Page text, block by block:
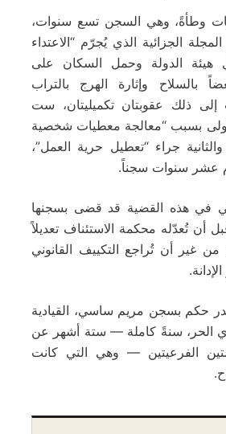
وطأةً، وهي السجن تسع سنوات،
72 من المجلة الجزائية الذي يُجرّم “الاعتداء
هيئة الدولة وحمل السكان على
بالسلاح وإثارة الهرج بالتراب
إلى ذلك عقوبتان تكميليتان، ست
بسبب “معالجة معطيات شخصية
جراء “تعطيل حرية العمل”،
عشر سنوات سجناً.
في هذه القضية قد قضى بسجنها
أن تُعدّله محكمة الاستئناف تعديلاً
من غير أن تُراجع التكييف القانوني
حكم بسجن مريم ساسي، القيادية
الحر، سنةً كاملة — ستة أشهر عن
الفرعيتين — وهي التي كانت